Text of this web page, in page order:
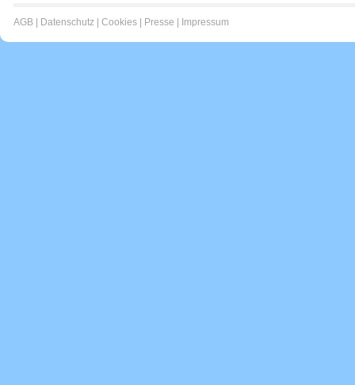
AGB Datenschutz Cookies Presse Impressum